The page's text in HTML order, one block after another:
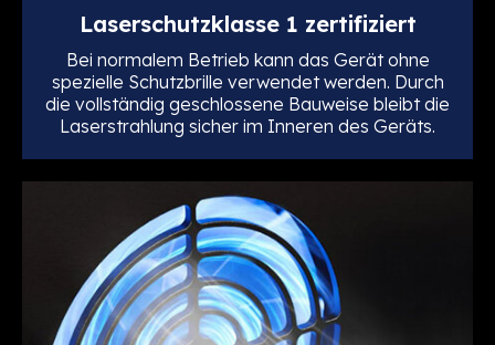
Laserschutzklasse 1 zertifiziert
Bei normalem Betrieb kann das Gerät ohne
spezielle Schutzbrille verwendet werden. Durch
die vollständig geschlossene Bauweise bleibt die
Laserstrahlung sicher im Inneren des Geräts.